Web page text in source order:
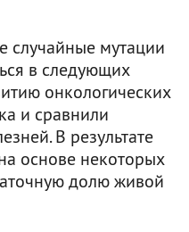
случайные мутации
в следующих
онкологических
и сравнили
В результате
основе некоторых
долю живой